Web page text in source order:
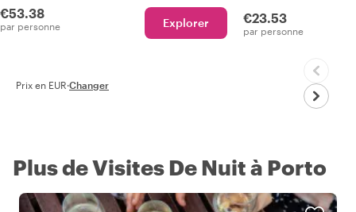
€53.38
par personne Explorer €23.53
par personne
Prix en EUR·Changer
Plus de Visites De Nuit à Porto